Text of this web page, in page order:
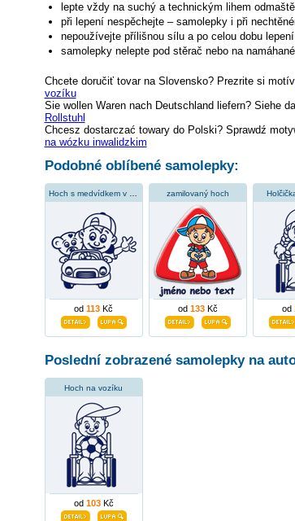
lepte vždy na suchý a technickým lihem
při lepení nespěchejte – samolepky i při
nepoužívejte přílišnou sílu a po celou dobu
samolepky nelepte pod stěrač nebo na
Chcete doručiť tovar na Slovensko? Prezrite si motív
vozíku
Sie wollen Waren nach Deutschland liefern? Siehe
Rollstuhl
Chcesz dostarczać towary do Polski? Sprawdź
na wózku inwalidzkim
Podobné oblíbené samolepky:
Hoch s medvídkem v autě
od 113 Kč
zamilovaný hoch
od 133Kč od
Poslední zobrazené samolepky na
Hoch na vozíku
od 103Kč